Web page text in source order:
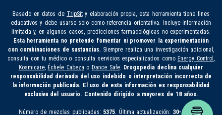
Basado en datos de TripSity elaboración propia, esta herramienta tiene fines
educativos y debe usarse solo como referencia orientativa. Incluye información
limitada y, en algunos casos, predicciones farmacológicas no experimentadas.
Esta herramienta no pretende fomentar ni promover la experimentación
con combinaciones de sustancias. Siempre realiza una investigación adicional,
consulta con tu médico o consulta servicios especializados comoEnergy Control
Kosmicare,Échele Cabeza o Dance Safe. Drogopedia declina cualquier
responsabilidad derivada del uso indebido o interpretación incorrecta de
la información publicada. El uso de esta información es responsabilidad
exclusiva del usuario. Contenido dirigido a mayores de 18 años.
Número de mezclas publicadas: 5375 . Última actualización:30-07-2026.